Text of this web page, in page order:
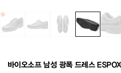
바이오소프 남성 광폭 드레스